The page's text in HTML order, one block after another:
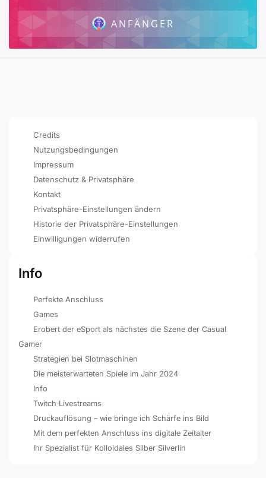
ANFÄNGER
Credits
Nutzungsbedingungen
Impressum
Datenschutz & Privatsphäre
Kontakt
Privatsphäre-Einstellungen ändern
Historie der Privatsphäre-Einstellungen
Einwilligungen widerrufen
Info
Perfekte Anschluss
Games
Erobert der eSport als nächstes die Szene der Casual
Gamer
Strategien bei Slotmaschinen
Die meisterwarteten Spiele im Jahr 2024
Info
Twitch Livestreams
Druckauflösung – wie bringe ich Schärfe ins Bild
Mit dem perfekten Anschluss ins digitale Zeitalter
Ihr Spezialist für Kolloidales Silber Silverlin